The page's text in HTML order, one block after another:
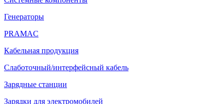
Генераторы
PRAMAC
Кабельная продукция
Слаботочный/интерфейсный кабель
Зарядные станции
Зарядки для электромобилей